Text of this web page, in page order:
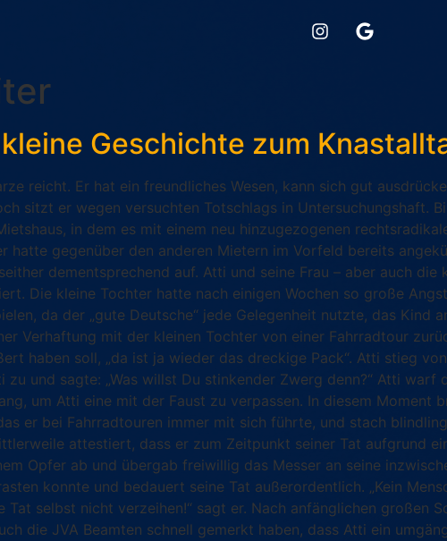
Geschichte zum
reicht. Er hat ein freundliches Wesen, kann sich gut
sitzt er wegen versuchten Totschlags in Untersuchungshaft.
in dem es mit einem neu hinzugezogenen
hatte gegenüber den anderen Mietern im Vorfeld bereits
dementsprechend auf. Atti und seine Frau – aber auch die
Die kleine Tochter hatte nach einigen Wochen so große
da der „gute Deutsche“ jede Gelegenheit nutzte, das Kind
Verhaftung mit der kleinen Tochter von einer Fahrradtour
haben soll, „da ist ja wieder das dreckige Pack“. Atti stieg
und sagte: „Was willst Du stinkender Zwerg denn?“ Atti warf
um Atti eine mit der Faust zu verpassen. In diesem Moment
er bei Fahrradtouren immer mit sich führte, und stach
attestiert, dass er zum Zeitpunkt seiner Tat aufgrund
Opfer ab und übergab freiwillig das Messer an seine
konnte und bedauert seine Tat außerordentlich. „Kein
selbst nicht verzeihen!“ sagt er. Nach anfänglichen großen
die JVA Beamten schnell gemerkt haben, dass Atti ein